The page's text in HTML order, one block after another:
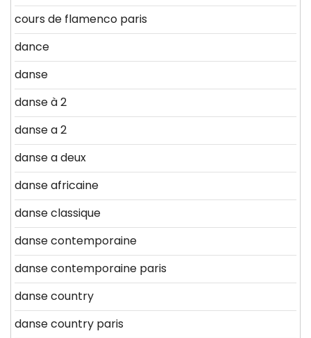
cours de flamenco paris
dance
danse
danse à 2
danse a 2
danse a deux
danse africaine
danse classique
danse contemporaine
danse contemporaine paris
danse country
danse country paris